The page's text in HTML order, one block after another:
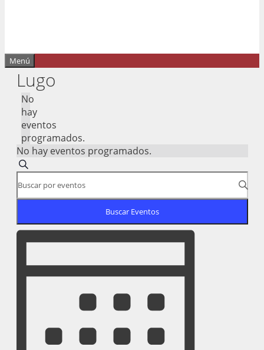
Menú
Lugo
No
hay
eventos
programados.
No hay eventos programados.
Navegación
de
y
vistas
de
Buscar
la
palabra
Busca
Eventos
palabra
Buscar Eventos
Navegación
vistas
de